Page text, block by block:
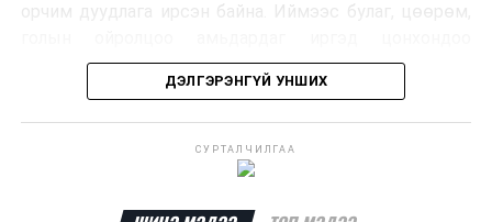
орчим дуудлага ирсэн байна. Иймээс булаг, цөөрөм,
хамгаалалтын тор суурилуулж, урьдчилан
сэргийлэхийг зөвлөж байна.
ажлын цагаар Нийслэлийн Байгаль орчны газрын
ДЭЛГЭРЭНГҮЙ УНШИХ
СУРТАЛЧИЛГАА